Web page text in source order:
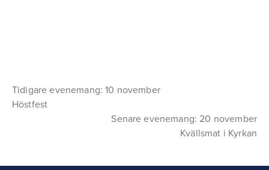
Tidigare evenemang: 10 november
Höstfest
Senare evenemang: 20 november
Kvällsmat i Kyrkan